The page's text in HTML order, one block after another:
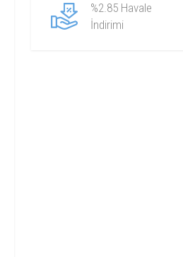
%2.85 Havale
İndirimi